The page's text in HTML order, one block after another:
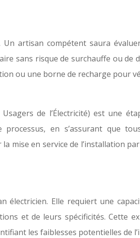
artisan compétent saura
sans risque de surchauffe ou de
ou une borne de recharge pour
de l’Électricité) est une
en s’assurant que
en service de l’installation
électricien. Elle requiert une
et de leurs spécificités. Cette
les faiblesses potentielles de